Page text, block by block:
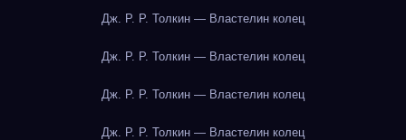
Дж. Р. Р. Толкин — Властелин колец
Дж. Р. Р. Толкин — Властелин колец
Дж. Р. Р. Толкин — Властелин колец
Дж. Р. Р. Толкин — Властелин колец